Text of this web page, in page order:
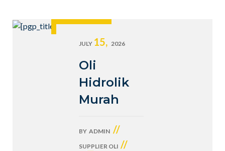
JULY 15, 2026
Oli
Hidrolik
Murah
BY ADMIN //
SUPPLIER OLI //